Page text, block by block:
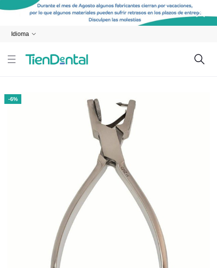
Idioma
-6%